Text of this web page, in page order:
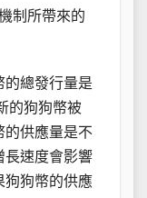
制所帶來的
的總發行量是
的狗狗幣被
的供應量是不
長速度會影響
狗狗幣的供應